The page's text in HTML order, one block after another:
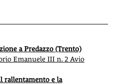
a Predazzo (Trento)
Emanuele III n. 2 Avio
rallentamento e la